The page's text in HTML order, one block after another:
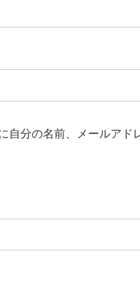
分の名前、メールアド